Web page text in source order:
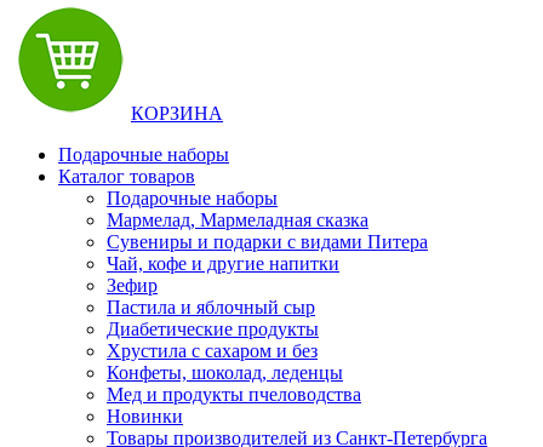
КОРЗИНА
Подарочные наборы
Каталог товаров
Подарочные наборы
Мармелад, Мармеладная сказка
Сувениры и подарки с видами Питера
Чай, кофе и другие напитки
Зефир
Пастила и яблочный сыр
Диабетические продукты
Хрустила с сахаром и без
Конфеты, шоколад, леденцы
Мед и продукты пчеловодства
Новинки
Товары производителей из Санкт-Петербурга